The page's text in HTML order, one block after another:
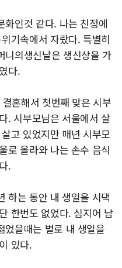
화인것 같다. 나는 친정에
기속에서 자랐다. 특별히
니의생신날은 생신상을 가
다.
혼해서 첫번째 맞은 시부
. 시부모님은 서울에서 살
고 있었지만 매년 시부모
로 올라와 나는 손수 음식
.
하는 동안 내 생일을 시댁
한번도 없었다. 심지어 남
었을때는 별로 내 생일을
있다.